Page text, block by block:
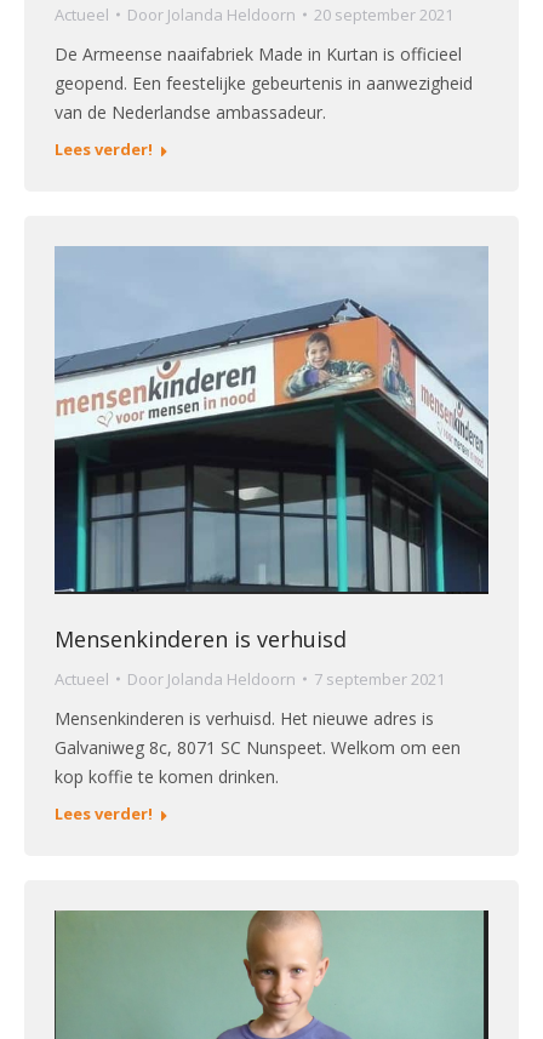
Actueel Door Jolanda Heldoorn 20 september 2021
De Armeense naaifabriek Made in Kurtan is officieel
geopend. Een feestelijke gebeurtenis in aanwezigheid
van de Nederlandse ambassadeur.
Lees verder!
Mensenkinderen is verhuisd
Actueel Door Jolanda Heldoorn 7 september 2021
Mensenkinderen is verhuisd. Het nieuwe adres is
Galvaniweg 8c, 8071 SC Nunspeet. Welkom om een
kop koffie te komen drinken.
Lees verder!